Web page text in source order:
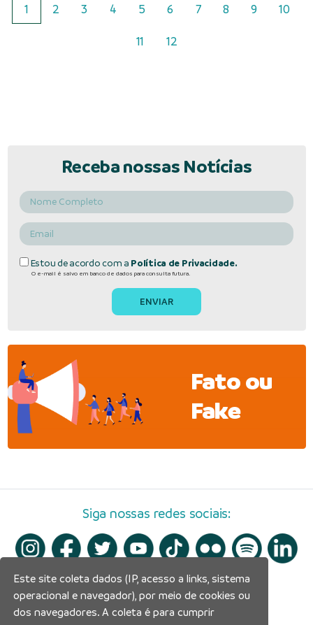
1 2 3 4 5 6 7 8 9 10
11 12
Receba nossas Notícias
Estou de acordo com a Política de Privacidade.
O e-mail é salvo em banco de dados para consulta futura.
Fato ou
Fake
Siga nossas redes sociais:
Este site coleta dados (IP, acesso a links, sistema
operacional e navegador), por meio de cookies ou
dos navegadores. A coleta é para cumprir